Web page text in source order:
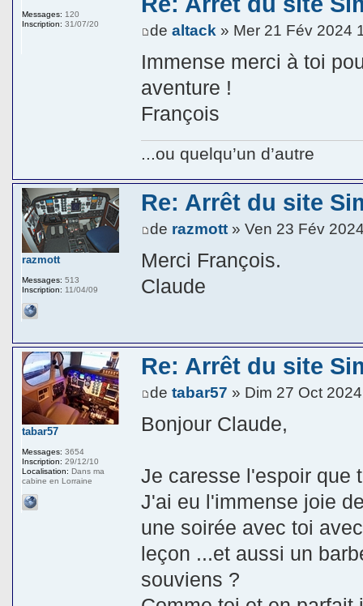
dealtack » Mer 21 Fév 2024
Immense merci à toi
aventure !
François
...ou quelqu’un d’autre
Messages: 120
Inscription: 31/07/20
Re: Arrêt du site
de razmott » Ven 23 Fév
Merci François.
Claude
razmott
Messages: 513
Inscription: 11/04/09
Re: Arrêt du site
detabar57 » Dim 27 Oct
Bonjour Claude,
Je caresse l'espoir que
J'ai eu l'immense joie
une soirée avec toi
leçon ...et aussi un
souviens ?
tabar57
Messages: 3654
Inscription: 29/12/10
Localisation: Dans ma
cabine en Lorraine